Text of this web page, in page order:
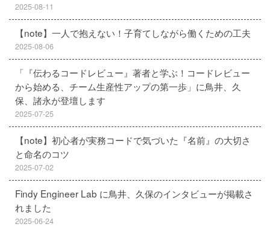
2025-08-11
【note】一人で抱えない！子育てしながら働くための工夫
2025-08-06
「『伝わるコードレビュー』著者と学ぶ！コードレビュー
から始める、チーム生産性アップの第一歩」に鳥井、久
保、諸永が登壇します
2025-07-25
【note】初心者が実務コードで気づいた『名前』の大切さ
と命名のコツ
2025-07-02
Findy Engineer Lab に鳥井、久保のインタビューが掲載さ
れました
2025-06-24